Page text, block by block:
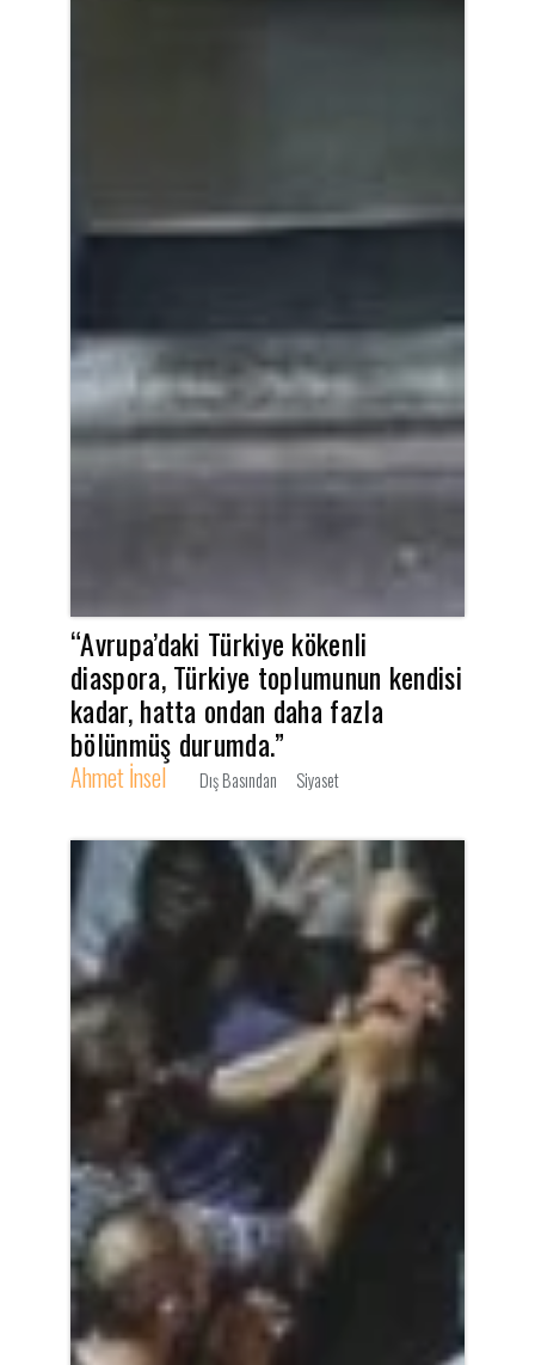
“Avrupa’daki Türkiye kökenli
diaspora, Türkiye toplumunun kendisi
kadar, hatta ondan daha fazla
bölünmüş durumda.”
Ahmet İnsel Dış Basından Siyaset